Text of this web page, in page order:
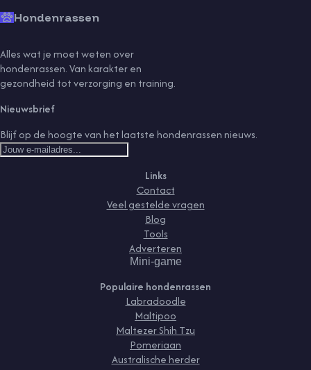
Hondenrassen
Alles wat je moet weten over
hondenrassen. Van karakter en
gezondheid tot verzorging en training.
Nieuwsbrief
Blijf op de hoogte van het laatste hondenrassen nieuws.
Links
Contact
Veel gestelde vragen
Blog
Tools
Adverteren
Mini-game
Populaire hondenrassen
Labradoodle
Maltipoo
Maltezer Shih Tzu
Pomeriaan
Australische herder